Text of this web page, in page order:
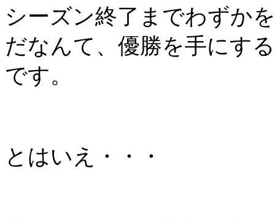
シーズン終了までわずか
だなんて、優勝を手にす
です。
とはいえ・・・